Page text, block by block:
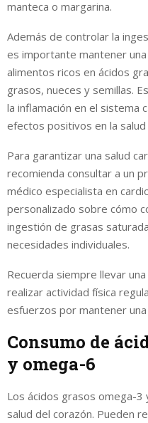
manteca o margarina.
Además de controlar la
es importante mantener
alimentos ricos en ácidos
grasos, nueces y semillas.
la inflamación en el sistema
efectos positivos en la salud
Para garantizar una salud
recomienda consultar a un
médico especialista en
personalizado sobre cómo
ingestión de grasas
necesidades individuales.
Recuerda siempre llevar
realizar actividad física
esfuerzos por mantener
Consumo de
y omega-6
Los ácidos grasos omega-3
salud del corazón. Pueden